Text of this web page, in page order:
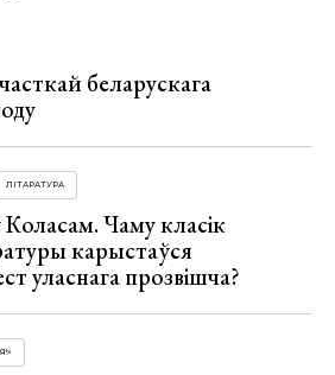
беларускага
ЛІТАРАТУРА
Чаму класік
карыстаўся
уласнага прозвішча?